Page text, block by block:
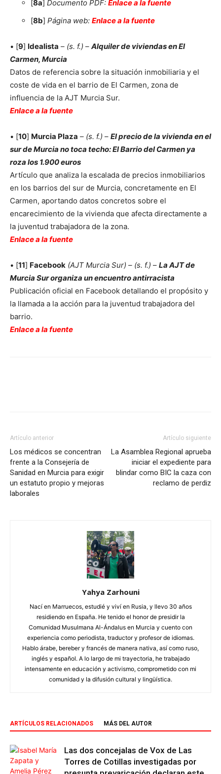
[8a] Documento PDF: Enlace a la fuente
[8b] Página web: Enlace a la fuente
• [9] Idealista – (s. f.) – Alquiler de viviendas en El
Carmen, Murcia
Datos de referencia sobre la situación inmobiliaria y el
coste de vida en el barrio de El Carmen, zona de
influencia de la AJT Murcia Sur.
Enlace a la fuente
• [10] Murcia Plaza – (s. f.) – El precio de la vivienda en el
sur de Murcia no toca techo: El Barrio del Carmen ya
roza los 1.900 euros
Artículo que analiza la escalada de precios inmobiliarios
en los barrios del sur de Murcia, concretamente en El
Carmen, aportando datos concretos sobre el
encarecimiento de la vivienda que afecta directamente a
la juventud trabajadora de la zona.
Enlace a la fuente
• [11] Facebook (AJT Murcia Sur) – (s. f.) – La AJT de
Murcia Sur organiza un encuentro antirracista
Publicación oficial en Facebook detallando el propósito y
la llamada a la acción para la juventud trabajadora del
barrio.
Enlace a la fuente
Artículo anterior
Los médicos se concentran
frente a la Consejería de
Sanidad en Murcia para exigir
un estatuto propio y mejoras
laborales
Artículo siguiente
La Asamblea Regional aprueba
iniciar el expediente para
blindar como BIC la caza con
reclamo de perdiz
Yahya Zarhouni
Nací en Marruecos, estudié y viví en Rusia, y llevo 30 años
residiendo en España. He tenido el honor de presidir la
Comunidad Musulmana Al-Ándalus en Murcia y cuento con
experiencia como periodista, traductor y profesor de idiomas.
Hablo árabe, bereber y francés de manera nativa, así como ruso,
inglés y español. A lo largo de mi trayectoria, he trabajado
intensamente en educación y activismo, comprometido con mi
comunidad y la difusión cultural y lingüística.
ARTÍCULOS RELACIONADOS MÁS DEL AUTOR
Las dos concejalas de Vox de Las
Torres de Cotillas investigadas por